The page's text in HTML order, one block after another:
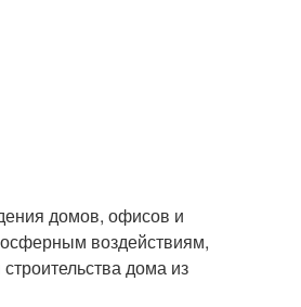
домов, офисов и
воздействиям,
дома из